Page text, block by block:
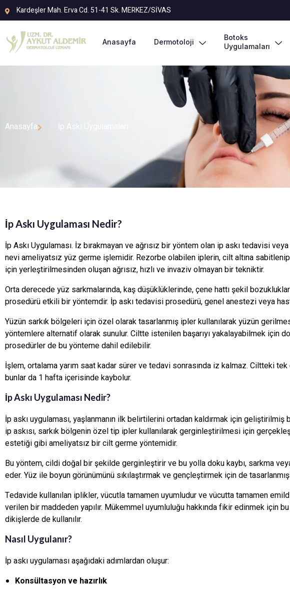
Kardeşler Mah. Erva Cd. 51-41 Sk. MERKEZ/SİVAS
Anasayfa Dermotoloji
Botoks
Uygulamaları
Anasayfa İp Askı Uygulamaları
İp Askı Uygulaması Nedir?
İp Askı Uygulaması. İz bırakmayan ve ağrısız bir yöntem olan ip askı tedavisi
nevi ameliyatsız yüz germe işlemidir. Rezorbe olabilen iplerin, cilt altına
için yerleştirilmesinden oluşan ağrısız, hızlı ve invaziv olmayan bir tekniktir.
Orta derecede yüz sarkmalarında, kaş düşüklüklerinde, çene hattı şekil
prosedürü etkili bir yöntemdir. İp askı tedavisi prosedürü, genel anestezi veya
Yüzün sarkık bölgeleri için özel olarak tasarlanmış ipler kullanılarak yüzün
yöntemlere alternatif olarak sunulur. Ciltte istenilen başarıyı yakalayabilmek için
prosedürler de bu yönteme dahil edilebilir.
İşlem, ortalama yarım saat kadar sürer ve tedavi sonrasında iz kalmaz. Ciltteki
bunlar da 1 hafta içerisinde kaybolur.
İp Askı Uygulaması Nedir?
İp askı uygulaması, yaşlanmanın ilk belirtilerini ortadan kaldırmak için geliştirilmiş
ip askısı, sarkık bölgenin özel tip ipler kullanılarak gerginleştirilmesi için
estetiği gibi ameliyatsız bir cilt germe yöntemidir.
Bu yöntem, cildi doğal bir şekilde gerginleştirir ve bu yolla doku kaybı, sarkma
eder. Yüz ile boyun görünümünü sıkılaştırmak ve gençleştirmek için de
Tedavide kullanılan iplikler, vücutla tamamen uyumludur ve vücutta tamamen
verilen bir maddeden yapılır. Mükemmel uyumluluğu hakkında fikir edinmek için
dikişlerde de kullanılır.
Nasıl Uygulanır?
İp askı uygulaması aşağıdaki adımlardan oluşur:
Konsültasyon ve hazırlık